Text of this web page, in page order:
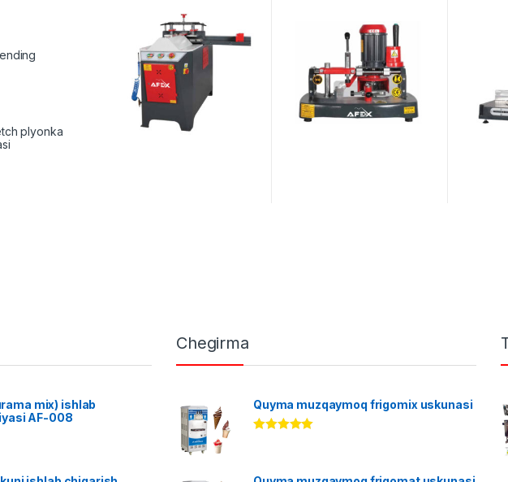
plyonka
mix) ishlab
AF-008
Chegirma
Quyma muzqaymoq frigomix uskunasi